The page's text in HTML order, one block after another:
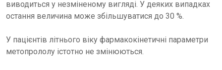
виводиться у незміненому вигляді. У деяких випадках
остання величина може збільшуватися до 30 %.
У пацієнтів літнього віку фармакокінетичні параметри
метопрололу істотно не змінюються.